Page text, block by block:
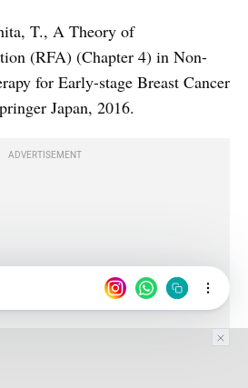
T., A Theory of
(RFA) (Chapter 4) in Non-
for Early-stage Breast Cancer
Japan, 2016.
ADVERTISEMENT